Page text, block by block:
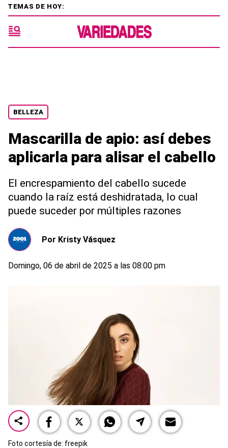
BELLEZA
Mascarilla de apio: así debes
aplicarla para alisar el cabello
El encrespamiento del cabello sucede
cuando la raíz está deshidratada, lo cual
puede suceder por múltiples razones
Por Kristy Vásquez
Domingo, 06 de abril de 2025 a las 08:00 pm
Foto cortesía de: freepik
TEMAS DE HOY: